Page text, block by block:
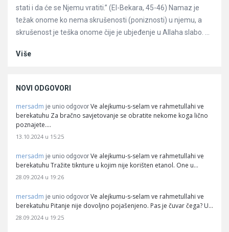
stati i da će se Njemu vratiti.” (El-Bekara, 45-46) Namaz je
težak onome ko nema skrušenosti (poniznosti) u njemu, a
skrušenost je teška onome čije je ubjeđenje u Allaha slabo. ...
Više
NOVI ODGOVORI
mersadm je unio odgovor Ve alejkumu-s-selam ve rahmetullahi ve
berekatuhu Za bračno savjetovanje se obratite nekome koga lično
poznajete.…
13.10.2024 u 15:25
mersadm je unio odgovor Ve alejkumu-s-selam ve rahmetullahi ve
berekatuhu Tražite tiknture u kojim nije korišten etanol. One u…
28.09.2024 u 19:26
mersadm je unio odgovor Ve alejkumu-s-selam ve rahmetullahi ve
berekatuhu Pitanje nije dovoljno pojašenjeno. Pas je čuvar čega? U…
28.09.2024 u 19:25